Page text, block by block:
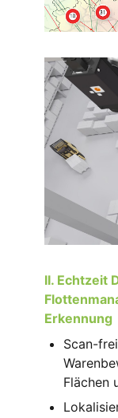
II. Echtzeit
Erkennung
Scan-
Flächen